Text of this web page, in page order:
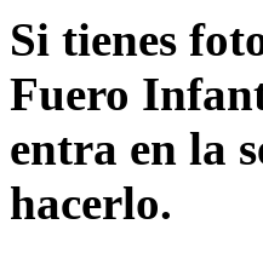
Si tienes
Fuero
entra en la
hacerlo.